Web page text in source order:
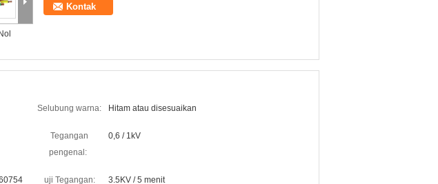
Kontak
Selubung warna: Hitam atau disesuaikan
Tegangan
pengenal:
0,6 / 1kV
uji Tegangan: 3.5KV / 5 menit